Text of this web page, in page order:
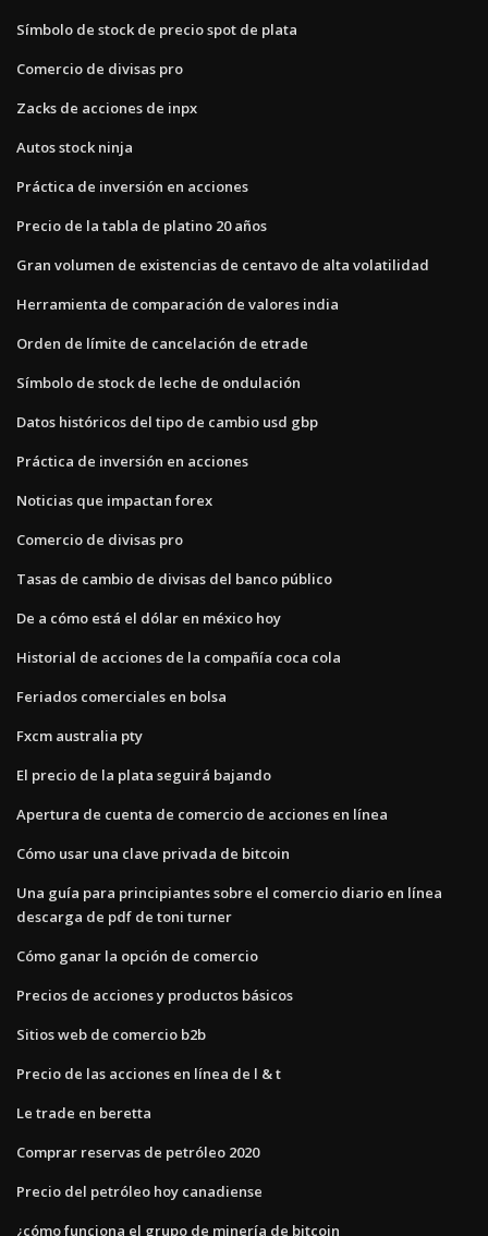
Símbolo de stock de precio spot de plata
Comercio de divisas pro
Zacks de acciones de inpx
Autos stock ninja
Práctica de inversión en acciones
Precio de la tabla de platino 20 años
Gran volumen de existencias de centavo de alta volatilidad
Herramienta de comparación de valores india
Orden de límite de cancelación de etrade
Símbolo de stock de leche de ondulación
Datos históricos del tipo de cambio usd gbp
Práctica de inversión en acciones
Noticias que impactan forex
Comercio de divisas pro
Tasas de cambio de divisas del banco público
De a cómo está el dólar en méxico hoy
Historial de acciones de la compañía coca cola
Feriados comerciales en bolsa
Fxcm australia pty
El precio de la plata seguirá bajando
Apertura de cuenta de comercio de acciones en línea
Cómo usar una clave privada de bitcoin
Una guía para principiantes sobre el comercio diario en línea
descarga de pdf de toni turner
Cómo ganar la opción de comercio
Precios de acciones y productos básicos
Sitios web de comercio b2b
Precio de las acciones en línea de l & t
Le trade en beretta
Comprar reservas de petróleo 2020
Precio del petróleo hoy canadiense
¿cómo funciona el grupo de minería de bitcoin_